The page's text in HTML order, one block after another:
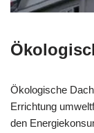
Ökologische
Errichtung
den